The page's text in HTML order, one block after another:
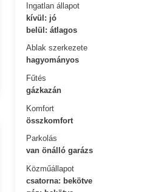
Ingatlan állapot
kívül: jó
belül: átlagos
Ablak szerkezete
hagyományos
Fűtés
gázkazán
Komfort
összkomfort
Parkolás
van önálló garázs
Közműállapot
csatorna: bekötve